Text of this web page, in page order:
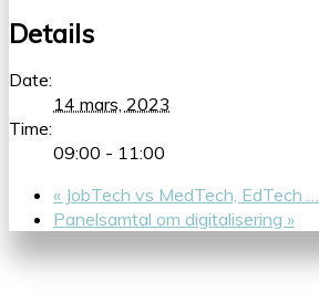
Details
Date:
14 mars, 2023
Time:
09:00 - 11:00
« JobTech vs MedTech, EdTech …
Panelsamtal om digitalisering »